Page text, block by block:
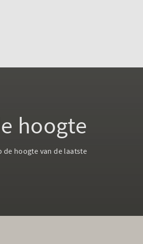
hoogte
hoogte van de laatste